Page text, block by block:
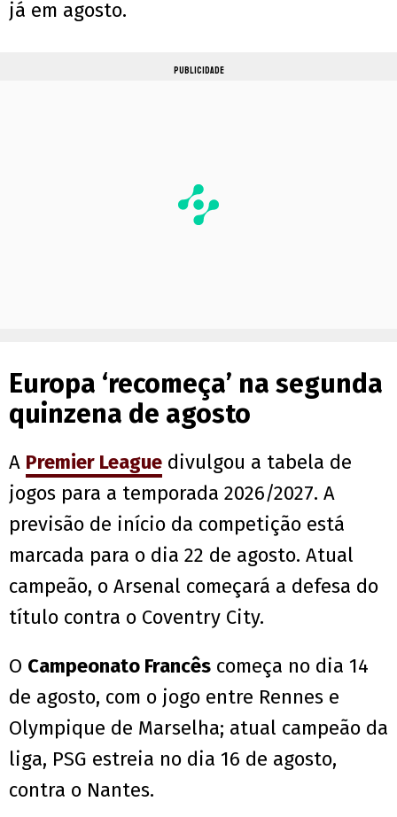
já em agosto.
PUBLICIDADE
Europa ‘recomeça’ na segunda
quinzena de agosto
A Premier League divulgou a tabela de
jogos para a temporada 2026/2027. A
previsão de início da competição está
marcada para o dia 22 de agosto. Atual
campeão, o Arsenal começará a defesa do
título contra o Coventry City.
O Campeonato Francês começa no dia 14
de agosto, com o jogo entre Rennes e
Olympique de Marselha; atual campeão da
liga, PSG estreia no dia 16 de agosto,
contra o Nantes.